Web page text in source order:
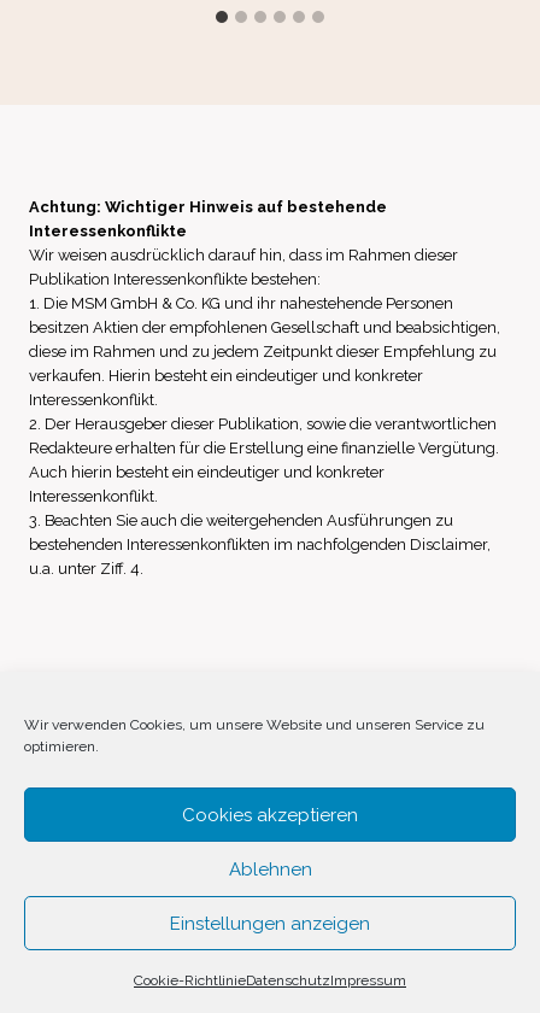
Wir verwenden Cookies, um unsere Website und unseren Service zu
optimieren.
Cookies akzeptieren
Ablehnen
Einstellungen anzeigen
Cookie-RichtlinieDatenschutzImpressum
Achtung: Wichtiger Hinweis auf bestehende
Interessenkonflikte
Wir weisen ausdrücklich darauf hin, dass im Rahmen dieser
Publikation Interessenkonflikte bestehen:
1. Die MSM GmbH & Co. KG und ihr nahestehende Personen
besitzen Aktien der empfohlenen Gesellschaft und beabsichtigen,
diese im Rahmen und zu jedem Zeitpunkt dieser Empfehlung zu
verkaufen. Hierin besteht ein eindeutiger und konkreter
Interessenkonflikt.
2. Der Herausgeber dieser Publikation, sowie die verantwortlichen
Redakteure erhalten für die Erstellung eine finanzielle Vergütung.
Auch hierin besteht ein eindeutiger und konkreter
Interessenkonflikt.
3. Beachten Sie auch die weitergehenden Ausführungen zu
bestehenden Interessenkonflikten im nachfolgenden Disclaimer,
u.a. unter Ziff. 4.
Impressum Datenschutz
Disclaimer
© 2026 Invest Inside by